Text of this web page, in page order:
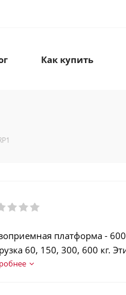
Как купить
платформа -
60, 150, 300, 600 кг.
GS1 Databar).